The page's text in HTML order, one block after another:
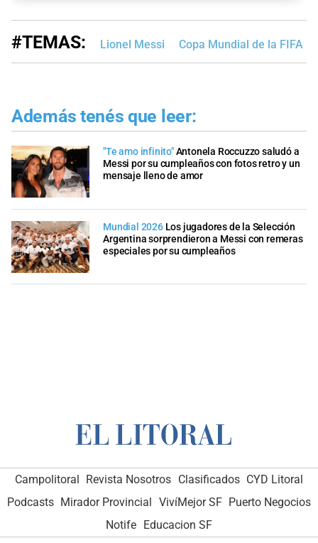
#TEMAS: Lionel Messi Copa Mundial de la FIFA
Además tenés que leer:
"Te amo infinito"Antonela Roccuzzo saludó a
Messi por su cumpleaños con fotos retro y un
mensaje lleno de amor
Mundial 2026 Los jugadores de la Selección
Argentina sorprendieron a Messi con remeras
especiales por su cumpleaños
Campolitoral Revista Nosotros Clasificados CYD Litoral
Podcasts Mirador Provincial VivíMejor SF Puerto Negocios
Notife Educacion SF